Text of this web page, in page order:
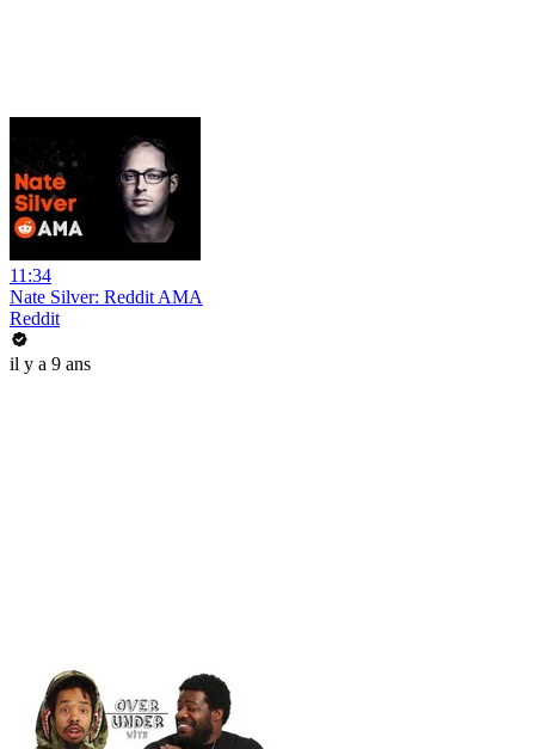
11:34
Nate Silver: Reddit AMA
Reddit
il y a 9 ans